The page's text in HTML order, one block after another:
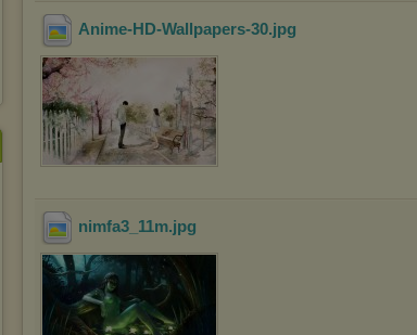
Anime-HD-Wallpapers-30.jpg
nimfa3_11m.jpg